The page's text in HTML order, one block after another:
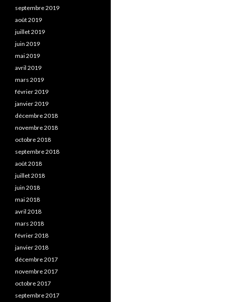
septembre 2019
août 2019
juillet 2019
juin 2019
mai 2019
avril 2019
mars 2019
février 2019
janvier 2019
décembre 2018
novembre 2018
octobre 2018
septembre 2018
août 2018
juillet 2018
juin 2018
mai 2018
avril 2018
mars 2018
février 2018
janvier 2018
décembre 2017
novembre 2017
octobre 2017
septembre 2017